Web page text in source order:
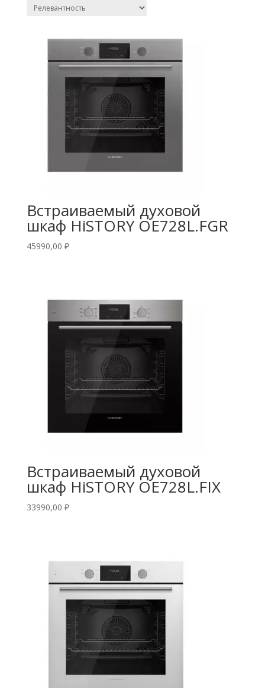
Встраиваемый духовой
шкаф HiSTORY OE728L.FGR
45990,00 ₽
Встраиваемый духовой
шкаф HiSTORY OE728L.FIX
33990,00 ₽